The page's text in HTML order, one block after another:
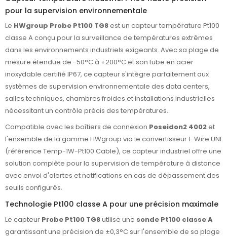
pour la supervision environnementale
Le HWgroup Probe Pt100 TG8est un capteur température Pt100
classe A conçu pour la surveillance de températures extrêmes
dans les environnements industriels exigeants. Avec sa plage de
mesure étendue de -50°C à +200°C et son tube en acier
inoxydable certifié IP67, ce capteur s'intègre parfaitement aux
systèmes de supervision environnementale des data centers,
salles techniques, chambres froides et installations industrielles
nécessitant un contrôle précis des températures.
Compatible avec les boîtiers de connexion Poseidon2 4002et
l'ensemble de la gamme HWgroup via le convertisseur 1-Wire UNI
(référence Temp-1W-Pt100 Cable), ce capteur industriel offre une
solution complète pour la supervision de température à distance
avec envoi d'alertes et notifications en cas de dépassement des
seuils configurés.
Technologie Pt100 classe A pour une précision maximale
Le capteur Probe Pt100 TG8utilise une sonde Pt100 classe A
garantissant une précision de ±0,3°C sur l'ensemble de sa plage